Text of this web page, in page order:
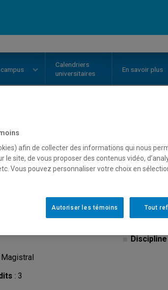
campus
Calendriers
universitaires
En savoir plus
Forces
Horaire - Été 2026 Horaire -
Magistral
: 3
Discipline
afin de collecter des informations qui nous
le site, de vous proposer des contenus vidéo,
Vous pouvez personnaliser votre choix en
Tout
Autoriser les témoins